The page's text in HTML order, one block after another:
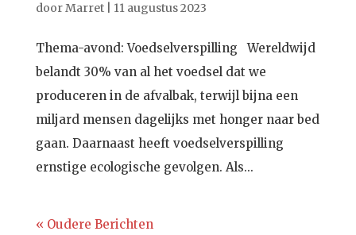
doorMarret| 11 augustus 2023
Thema-avond: Voedselverspilling Wereldwijd
belandt 30% van al het voedsel dat we
produceren in de afvalbak, terwijl bijna een
miljard mensen dagelijks met honger naar bed
gaan. Daarnaast heeft voedselverspilling
ernstige ecologische gevolgen. Als...
« Oudere Berichten